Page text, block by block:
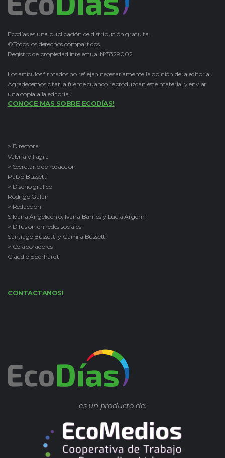
Ecodías es una publicación de distribución gratuita.
©Todos los derechos compartidos.
Registro de propiedad intelectual Nº5329002
Los artículos firmados no reflejan necesariamente la opinión de la editorial.
Agradecemos citar la fuente cuando reproduzcan este material y enviar
una copia a la editorial.
CONOCE MAS SOBRE ECODÍAS!
> Directora
Valeria Villagra
> Secretario de redacción
Pablo Bussetti
> Diseño gráfico
Rodrigo Galán
> Redacción
Silvana Angelicchio, Ivana Barrios y Lucía Argemi
> Difusión en redes sociales
Santiago Bussetti y Camila Bussetti
> Colaboradores
Claudio Eberhardt
CONTACTANOS!
es un producto de: